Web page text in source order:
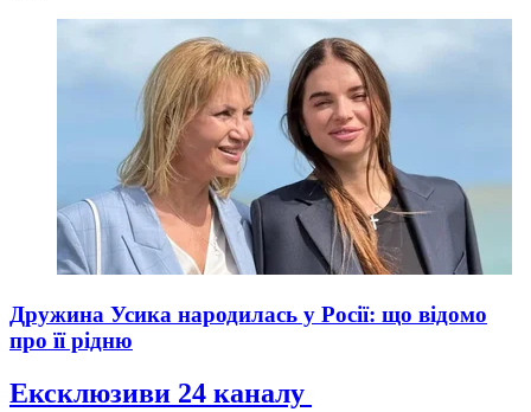
Дружина Усика народилась у Росії: що відомо
про її рідню
Ексклюзиви 24 каналу